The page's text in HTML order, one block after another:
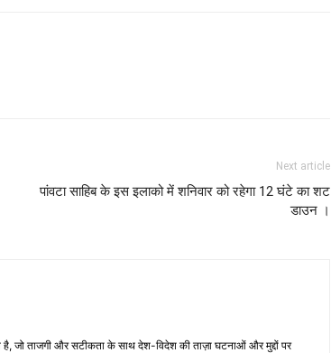
Next article
पांवटा साहिब के इस इलाको में शनिवार को रहेगा 12 घंटे का शट
डाउन ।
है, जो ताजगी और सटीकता के साथ देश-विदेश की ताज़ा घटनाओं और मुद्दों पर